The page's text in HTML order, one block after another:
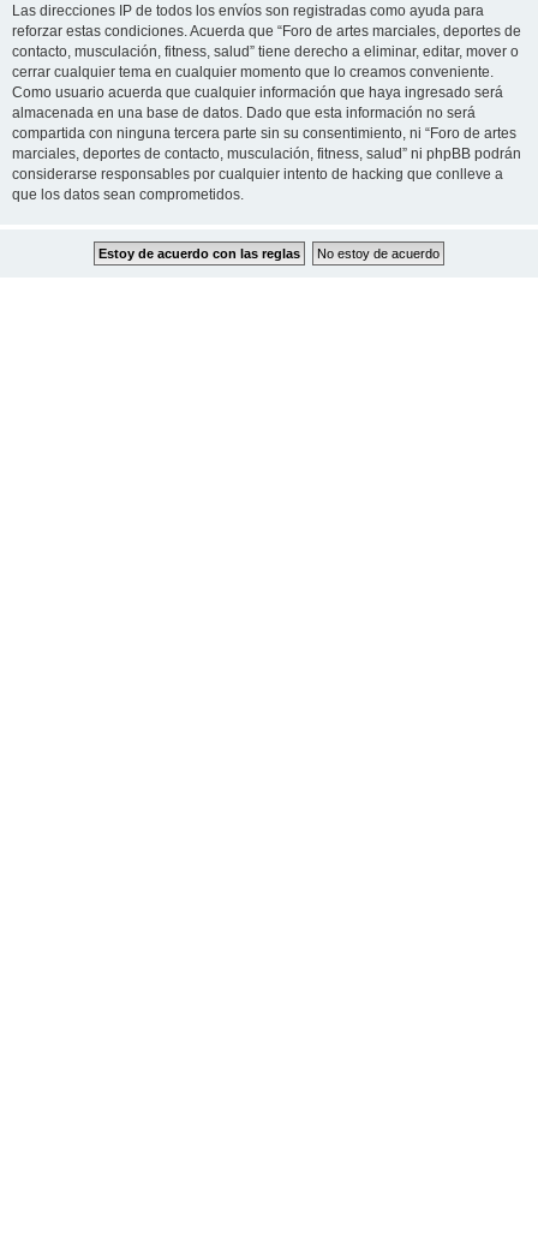
Las direcciones IP de todos los envíos son registradas como ayuda para
reforzar estas condiciones. Acuerda que “Foro de artes marciales, deportes de
contacto, musculación, fitness, salud” tiene derecho a eliminar, editar, mover o
cerrar cualquier tema en cualquier momento que lo creamos conveniente.
Como usuario acuerda que cualquier información que haya ingresado será
almacenada en una base de datos. Dado que esta información no será
compartida con ninguna tercera parte sin su consentimiento, ni “Foro de artes
marciales, deportes de contacto, musculación, fitness, salud” ni phpBB podrán
considerarse responsables por cualquier intento de hacking que conlleve a
que los datos sean comprometidos.